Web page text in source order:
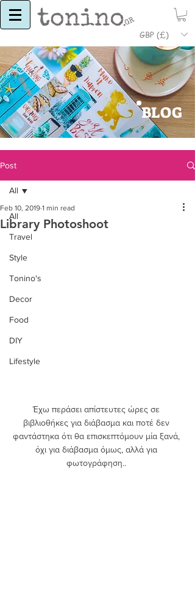
GBP (£)
BLOG
Post
All
Travel
Style
Tonino's
Decor
Food
DIY
Lifestyle
All
Library Photoshoot
Feb 10, 2019 1 min read
Έχω περάσει απίστευτες ώρες σε
βιβλιοθήκες για διάβασμα και ποτέ δεν
φαντάστηκα ότι θα επισκεπτόμουν μία ξανά,
όχι για διάβασμα όμως, αλλά για
φωτογράφηση..